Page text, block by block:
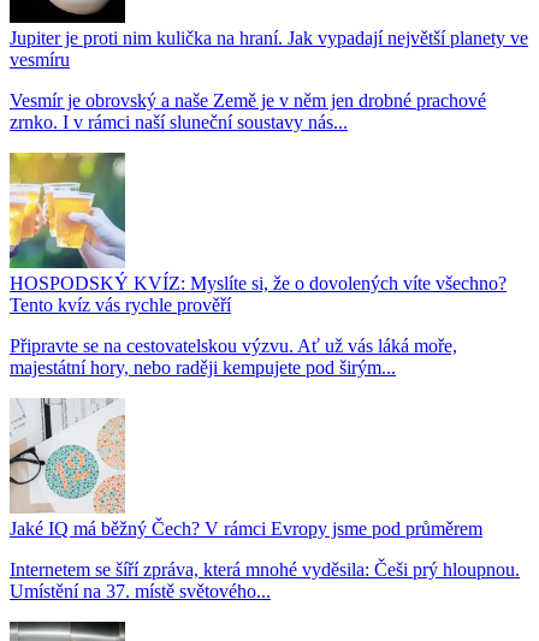
Jupiter je proti nim kulička na hraní. Jak vypadají největší planety ve
vesmíru
Vesmír je obrovský a naše Země je v něm jen drobné prachové
zrnko. I v rámci naší sluneční soustavy nás...
HOSPODSKÝ KVÍZ: Myslíte si, že o dovolených víte všechno?
Tento kvíz vás rychle prověří
Připravte se na cestovatelskou výzvu. Ať už vás láká moře,
majestátní hory, nebo raději kempujete pod širým...
Jaké IQ má běžný Čech? V rámci Evropy jsme pod průměrem
Internetem se šíří zpráva, která mnohé vyděsila: Češi prý hloupnou.
Umístění na 37. místě světového...